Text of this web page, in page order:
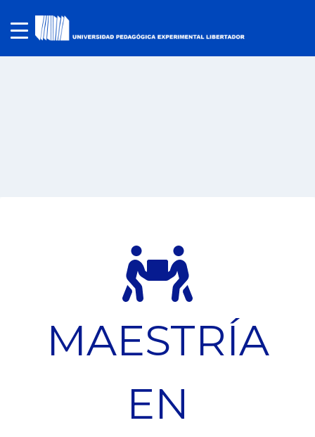
MAESTRÍA
EN